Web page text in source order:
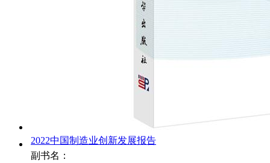
2022中国制造业创新发展报告
副书名：